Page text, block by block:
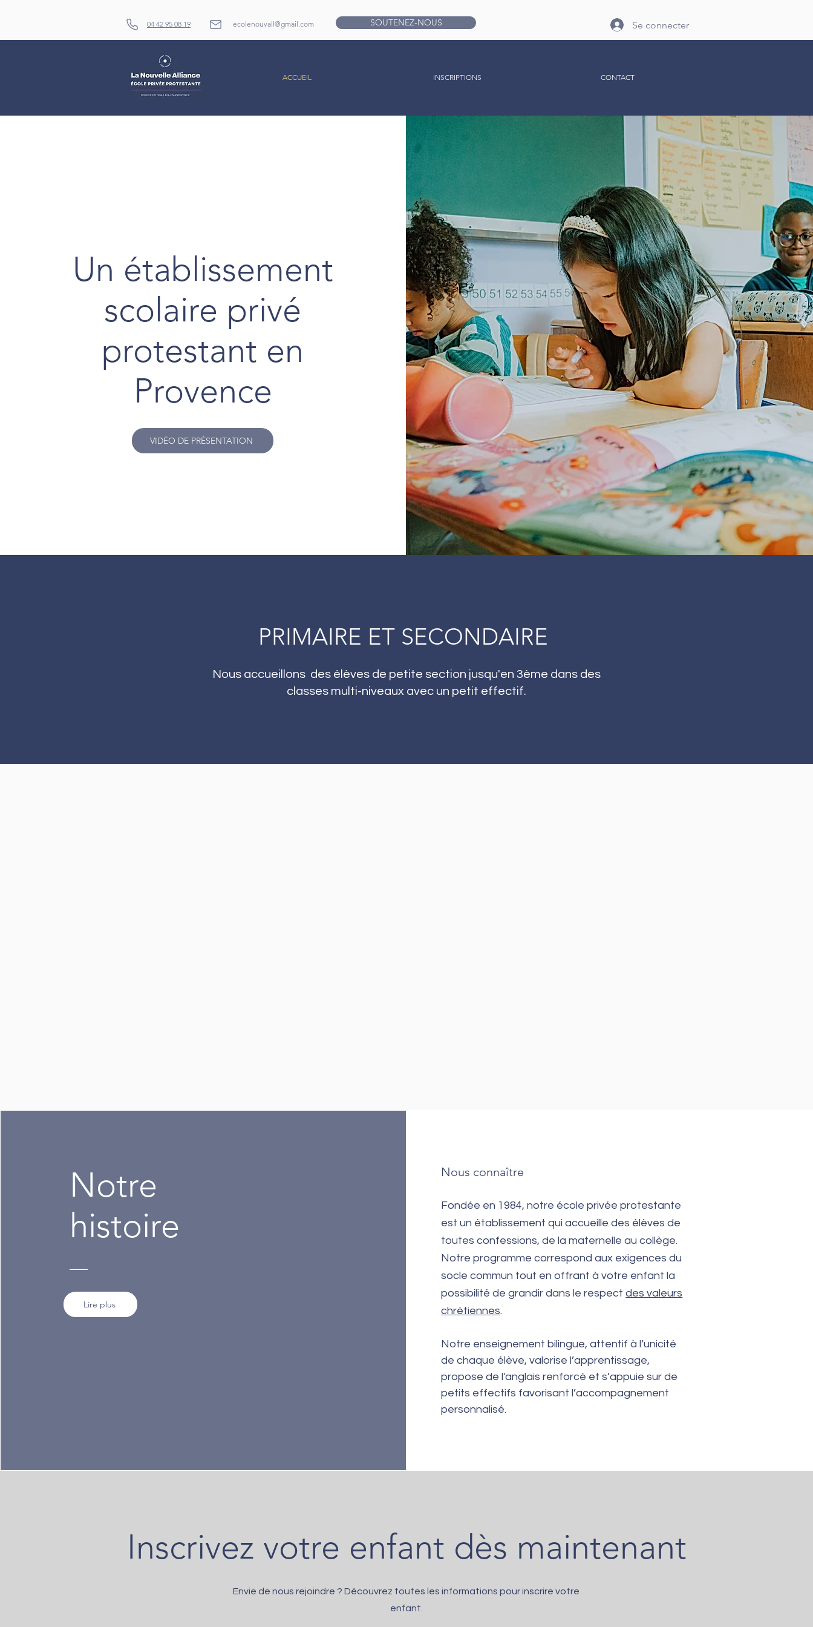
04 42 95 08 19 ecolenouvall@gmail.com SOUTENEZ-NOUS Se connecter
ACCUEIL INSCRIPTIONS CONTACT
Un établissement
scolaire privé
protestant en
Provence
VIDÉO DE PRÉSENTATION
PRIMAIRE ET SECONDAIRE
Nous accueillons des élèves de petite section jusqu'en 3ème dans des
classes multi-niveaux avec un petit effectif.
Notre
histoire
Lire plus
Nous connaître
Fondée en 1984, notre école privée protestante
est un établissement qui accueille des élèves de
toutes confessions, de la maternelle au collège.
Notre programme correspond aux exigences du
socle commun tout en offrant à votre enfant la
possibilité de grandir dans le respect des valeurs
chrétiennes.
Notre enseignement bilingue, attentif à l’unicité
de chaque élève, valorise l’apprentissage,
propose de l'anglais renforcé et s’appuie sur de
petits effectifs favorisant l’accompagnement
personnalisé.
Inscrivez votre enfant dès maintenant
Envie de nous rejoindre ? Découvrez toutes les informations pour inscrire votre
enfant.